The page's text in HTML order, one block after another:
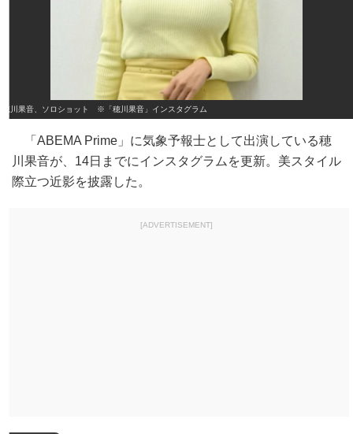
穂川果音、ソロショット ※「穂川果音」インスタグラム
「ABEMA Prime」に気象予報士として出演している穂
川果音が、14日までにインスタグラムを更新。美スタイル
際立つ近影を披露した。
[ADVERTISEMENT]